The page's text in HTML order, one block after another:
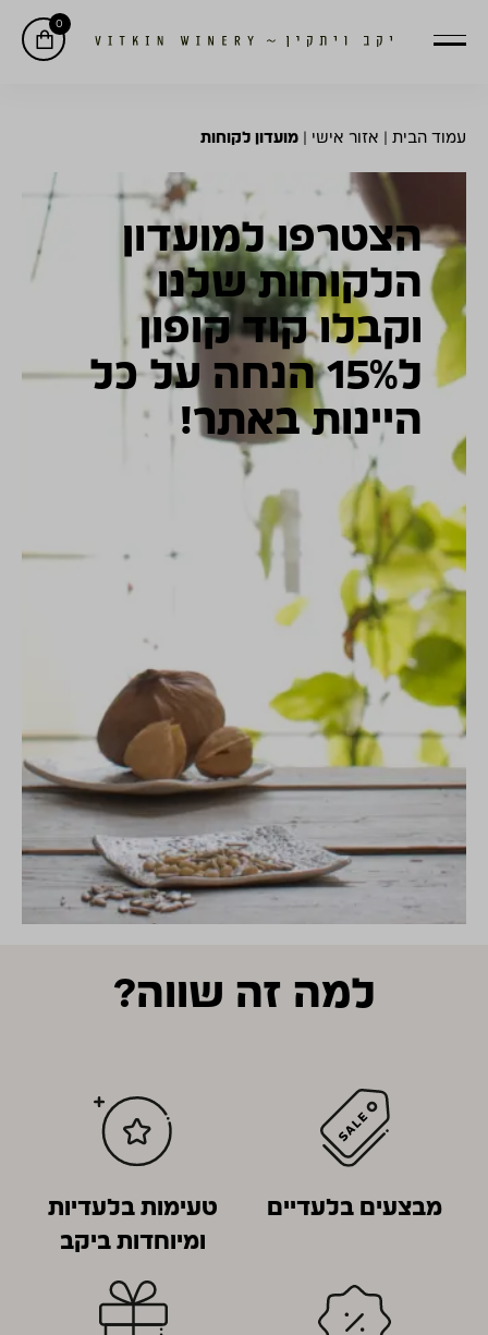
0
עמוד הבית אזור אישי |מועדון לקוחות
הצטרפו למועדון
הלקוחות שלנו
וקבלו קוד קופון
ל15% הנחה על כל
היינות באתר!
למה זה שווה?
מבצעים בלעדיים
טעימות בלעדיות
ומיוחדות ביקב